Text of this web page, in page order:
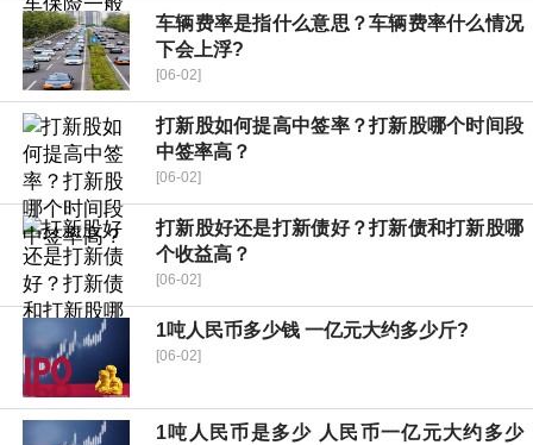
车辆费率是指什么意思？车辆费率什么情况
下会上浮?
[06-02]
打新股如何提高中签率？打新股哪个时间段
中签率高？
[06-02]
打新股好还是打新债好？打新债和打新股哪
个收益高？
[06-02]
1吨人民币多少钱 一亿元大约多少斤?
[06-02]
1吨人民币是多少 人民币一亿元大约多少